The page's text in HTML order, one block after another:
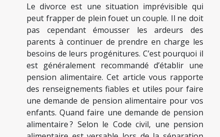
Le divorce est une situation imprévisible qui
peut frapper de plein fouet un couple. Il ne doit
pas cependant émousser les ardeurs des
parents à continuer de prendre en charge les
besoins de leurs progénitures. C’est pourquoi il
est généralement recommandé d’établir une
pension alimentaire. Cet article vous rapporte
des renseignements fiables et utiles pour faire
une demande de pension alimentaire pour vos
enfants. Quand faire une demande de pension
alimentaire ? Selon le Code civil, une pension